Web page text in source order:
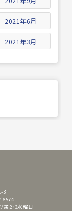
2021年6月
2021年3月
3
8574
2・3水曜日